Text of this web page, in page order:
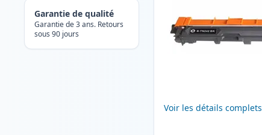
Garantie de qualité
Garantie de 3 ans. Retours
sous 90 jours
Voir les détails complets